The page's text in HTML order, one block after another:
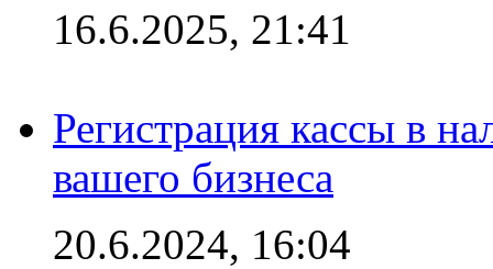
16.6.2025, 21:41
Регистрация кассы в
вашего бизнеса
20.6.2024, 16:04